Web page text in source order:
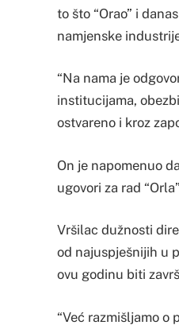
to što “Orao” i
namjenske
“Na nama je
institucijama,
ostvareno i kroz
On je napomenuo
ugovori za rad
Vršilac dužnosti
od najuspješnijih u
ovu godinu biti
“Već razmišljamo o